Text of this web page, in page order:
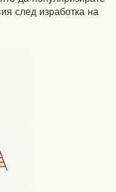
след изработка на